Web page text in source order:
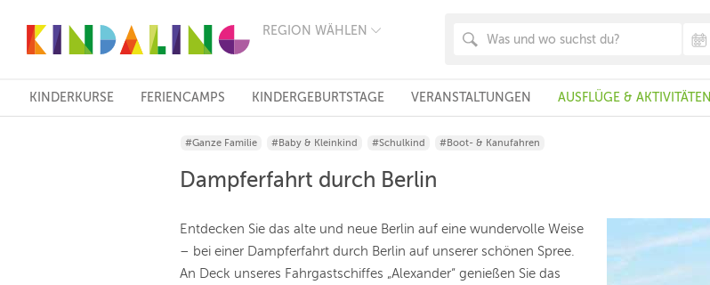
REGION WÄHLEN
FRANKFURT
KÖLN
STUTTGART
ESSEN
HANNOVER
DRESDEN
WIEN
ZÜRICH
KINDERKURSE FERIENCAMPS KINDERGEBURTSTAGE VERANSTALTUNGEN AUSFLÜGE & AKTIVITÄTEN
#Ganze Familie #Baby & Kleinkind #Schulkind #Boot- & Kanufahren
Dampferfahrt durch Berlin
Entdecken Sie das alte und neue Berlin auf eine wundervolle Weise
– bei einer Dampferfahrt durch Berlin auf unserer schönen Spree.
An Deck unseres Fahrgastschiffes „Alexander“ genießen Sie das